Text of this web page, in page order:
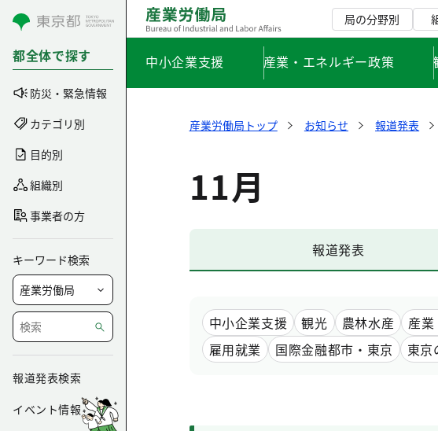
コンテンツにスキップ
都全体で探す
防災・緊急情報
カテゴリ別
目的別
組織別
事業者の方
キーワード検索
報道発表検索
イベント情報
局の分野別
中小企業支援 産業・エネルギー政策
産業労働局トップ お知らせ 報道発表
11月
報道発表
中小企業支援 観光 農林水産 産
雇用就業
国際金融都市・東京 東京